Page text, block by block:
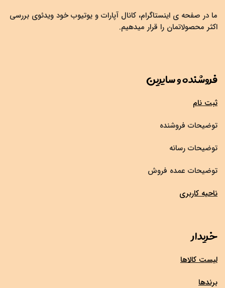
ما در صفحه ی اینستاگرام، کانال آپارات و یوتیوب خود ویدئوی بررسی
اکثر محصولاتمان را قرار میدهیم.
فروشنده و سایرین
ثبت نام
توضیحات فروشنده
توضیحات رسانه
توضیحات عمده فروش
ناحیه کاربری
خریدار
لیست کالاها
برندها